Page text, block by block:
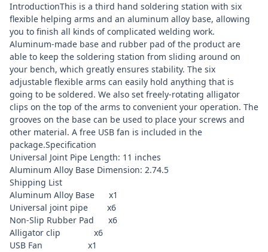
IntroductionThis is a third hand soldering station with six
flexible helping arms and an aluminum alloy base, allowing
you to finish all kinds of complicated welding work.
Aluminum-made base and rubber pad of the product are
able to keep the soldering station from sliding around on
your bench, which greatly ensures stability. The six
adjustable flexible arms can easily hold anything that is
going to be soldered. We also set freely-rotating alligator
clips on the top of the arms to convenient your operation. The
grooves on the base can be used to place your screws and
other material. A free USB fan is included in the
package.Specification
Universal Joint Pipe Length: 11 inches
Aluminum Alloy Base Dimension: 2.74.5
Shipping List
Aluminum Alloy Base x1
Universal joint pipe x6
Non-Slip Rubber Pad x6
Alligator clip x6
USB Fan x1